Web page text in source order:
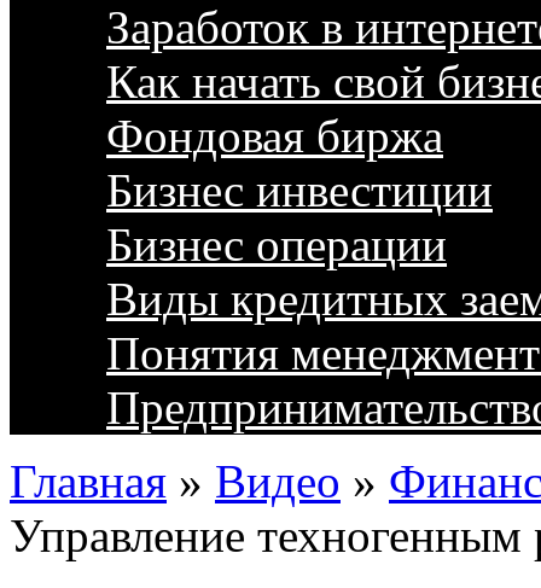
Заработок в
Как начать свой
Фондовая биржа
Бизнес инвестиции
Бизнес операции
Виды кредитных
Понятия
Главная » Видео »
Управление техногенным